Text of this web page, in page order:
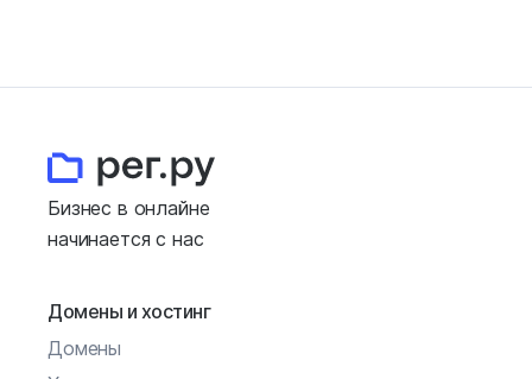
Бизнес в онлайне
начинается с нас
Домены и хостинг
Домены